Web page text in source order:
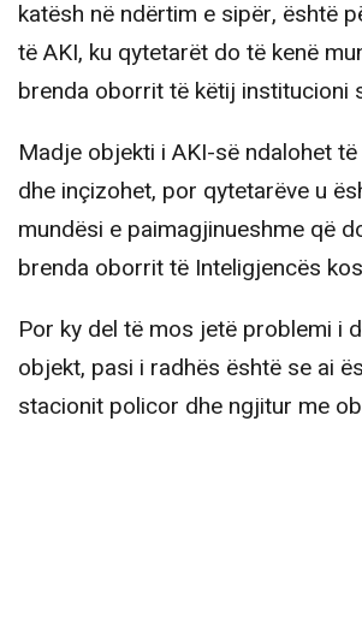
katësh në ndërtim e sipër, është
të AKI, ku qytetarët do të kenë
brenda oborrit të këtij institucioni
Madje objekti i AKI-së ndalohet
dhe inçizohet, por qytetarëve u
mundësi e paimagjinueshme që
brenda oborrit të Inteligjencës
Por ky del të mos jetë problemi i
objekt, pasi i radhës është se ai
stacionit policor dhe ngjitur me